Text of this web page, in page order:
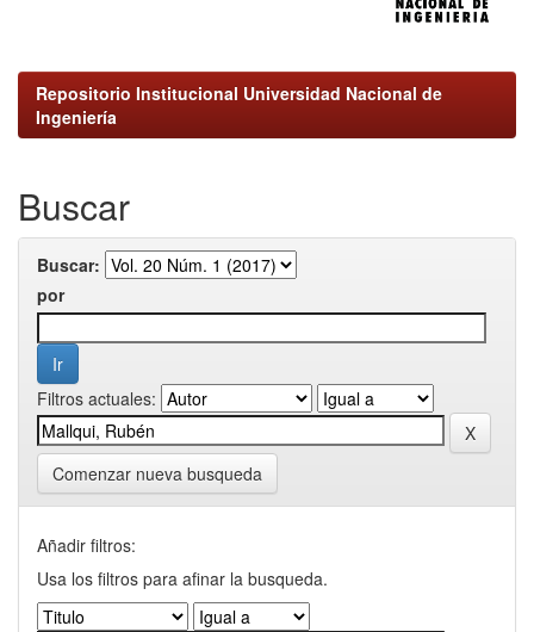
Repositorio Institucional Universidad Nacional de
Ingeniería
Buscar
Buscar:
por
Filtros actuales:
Comenzar nueva busqueda
Añadir filtros:
Usa los filtros para afinar la busqueda.